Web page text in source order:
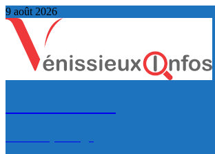
9 août 2026